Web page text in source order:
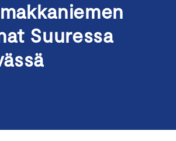
Suuressa